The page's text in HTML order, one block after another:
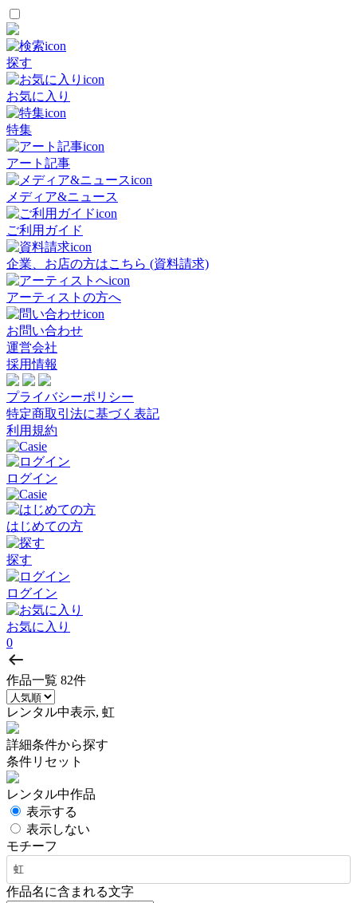
探す
お気に入り
特集
アート記事
メディア&ニュース
ご利用ガイド
企業、お店の方はこちら (資料請求)
アーティストの方へ
お問い合わせ
運営会社
採用情報
プライバシーポリシー
特定商取引法に基づく表記
利用規約
ログイン
はじめての方
探す
ログイン
お気に入り
0
作品一覧 82件
レンタル中表示, 虹
詳細条件から探す
条件リセット
レンタル中作品
表示する
表示しない
モチーフ
虹
作品名に含まれる文字